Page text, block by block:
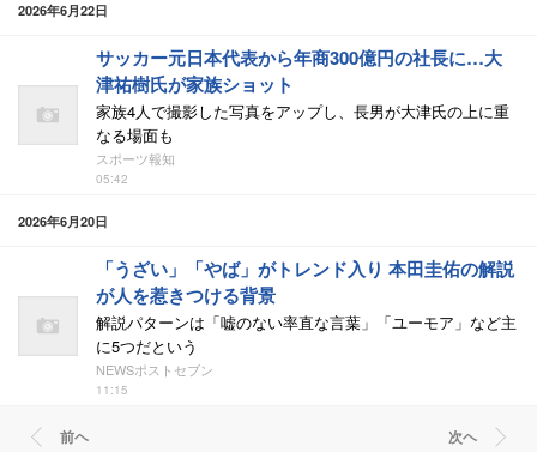
2026年6月22日
サッカー元日本代表から年商300億円の社長に…大
津祐樹氏が家族ショット
家族4人で撮影した写真をアップし、長男が大津氏の上に重
なる場面も
スポーツ報知
05:42
2026年6月20日
「うざい」「やば」がトレンド入り 本田圭佑の解説
が人を惹きつける背景
解説パターンは「嘘のない率直な言葉」「ユーモア」など主
に5つだという
NEWSポストセブン
11:15
前ヘ 次ヘ